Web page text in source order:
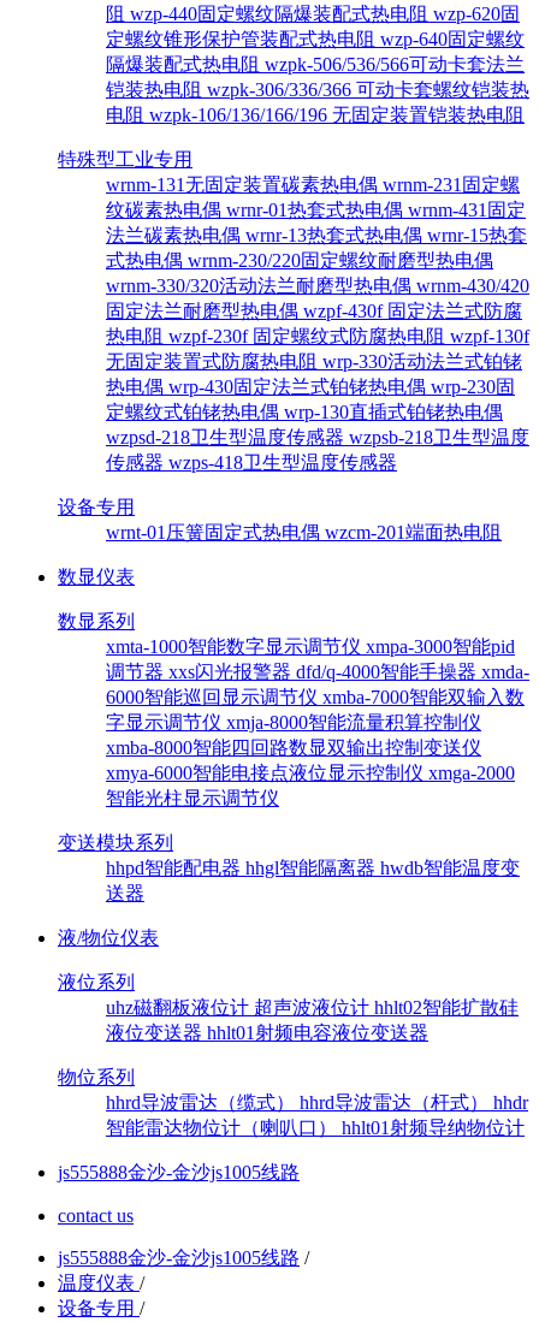
阻 wzp-440固定螺纹隔爆装配式热电阻 wzp-620固
定螺纹锥形保护管装配式热电阻 wzp-640固定螺纹
隔爆装配式热电阻 wzpk-506/536/566可动卡套法兰
铠装热电阻 wzpk-306/336/366 可动卡套螺纹铠装热
电阻 wzpk-106/136/166/196 无固定装置铠装热电阻
特殊型工业专用
wrnm-131无固定装置碳素热电偶 wrnm-231固定螺
纹碳素热电偶 wrnr-01热套式热电偶 wrnm-431固定
法兰碳素热电偶 wrnr-13热套式热电偶 wrnr-15热套
式热电偶 wrnm-230/220固定螺纹耐磨型热电偶
wrnm-330/320活动法兰耐磨型热电偶 wrnm-430/420
固定法兰耐磨型热电偶 wzpf-430f 固定法兰式防腐
热电阻 wzpf-230f 固定螺纹式防腐热电阻 wzpf-130f
无固定装置式防腐热电阻 wrp-330活动法兰式铂铑
热电偶 wrp-430固定法兰式铂铑热电偶 wrp-230固
定螺纹式铂铑热电偶 wrp-130直插式铂铑热电偶
wzpsd-218卫生型温度传感器 wzpsb-218卫生型温度
传感器 wzps-418卫生型温度传感器
设备专用
wrnt-01压簧固定式热电偶 wzcm-201端面热电阻
数显仪表
数显系列
xmta-1000智能数字显示调节仪 xmpa-3000智能pid
调节器 xxs闪光报警器 dfd/q-4000智能手操器 xmda-
6000智能巡回显示调节仪 xmba-7000智能双输入数
字显示调节仪 xmja-8000智能流量积算控制仪
xmba-8000智能四回路数显双输出控制变送仪
xmya-6000智能电接点液位显示控制仪 xmga-2000
智能光柱显示调节仪
变送模块系列
hhpd智能配电器 hhgl智能隔离器 hwdb智能温度变
送器
液/物位仪表
液位系列
uhz磁翻板液位计 超声波液位计 hhlt02智能扩散硅
液位变送器 hhlt01射频电容液位变送器
物位系列
hhrd导波雷达（缆式） hhrd导波雷达（杆式） hhdr
智能雷达物位计（喇叭口） hhlt01射频导纳物位计
js555888金沙-金沙js1005线路
contact us
js555888金沙-金沙js1005线路 /
温度仪表 /
设备专用 /